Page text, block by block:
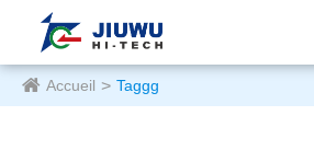
Accueil Taggg